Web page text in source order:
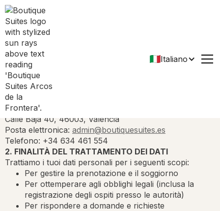
Italiano
Informativa sulla privacy
1. TITOLARE DEL TRATTAMENTO
Il titolare del trattamento dei tuoi dati personali è:
Suite boutique
Esquina Histórica Luxury Suites S.L.
Calle Baja 40, 46003, Valencia
Posta elettronica: admin@boutiquesuites.es
Telefono: +34 634 461 554
2. FINALITÀ DEL TRATTAMENTO DEI DATI
Trattiamo i tuoi dati personali per i seguenti scopi:
Per gestire la prenotazione e il soggiorno
Per ottemperare agli obblighi legali (inclusa la
registrazione degli ospiti presso le autorità)
Per rispondere a domande e richieste